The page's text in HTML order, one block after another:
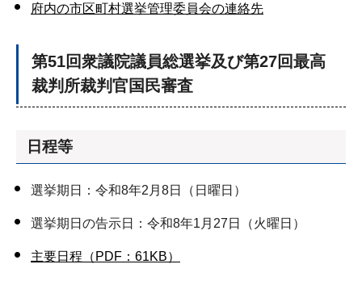
府内の市区町村選挙管理委員会の連絡先
第51回衆議院議員総選挙及び第27回最高
裁判所裁判官国民審査
日程等
選挙期日：令和8年2月8日（日曜日）
選挙期日の告示日：令和8年1月27日（火曜日）
主要日程（PDF：61KB）